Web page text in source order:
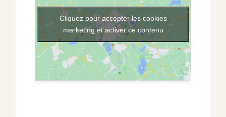
Cliquez pour accepter les cookies
marketing et activer ce contenu